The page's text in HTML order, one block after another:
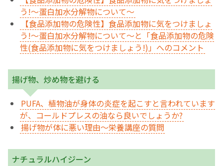
う!～蛋白加水分解物について～
【食品添加物の危険性】食品添加物に気をつけましょ
う!～蛋白加水分解物について～と「食品添加物の危険
性(食品添加物に気をつけましょう!)」へのコメント
揚げ物、炒め物を避ける
PUFA、植物油が身体の炎症を起こすと言われています
が、コールドプレスの油なら良いでしょうか?
揚げ物が体に悪い理由～栄養講座の質問
ナチュラルハイジーン